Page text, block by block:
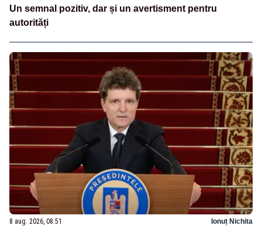
Un semnal pozitiv, dar și un avertisment pentru
autorități
8 aug. 2026, 08:51 Ionuț Nichita